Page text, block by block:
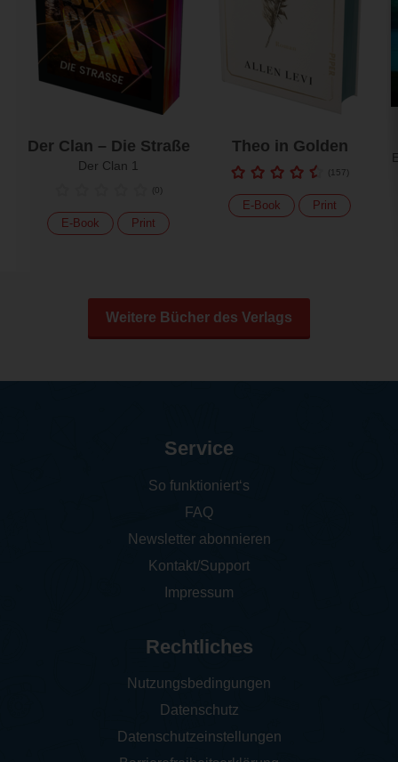
Der Clan – Die Straße
Der Clan 1
(0
E-Book Print
Theo in Golden
(157
E-Book Print
Weitere Bücher des Verlags
Service
So funktioniert‘s
FAQ
Newsletter abonnieren
Kontakt/Support
Impressum
Rechtliches
Nutzungsbedingungen
Datenschutz
Datenschutzeinstellungen